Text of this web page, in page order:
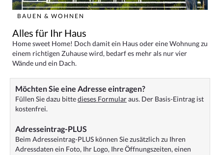
BAUEN & WOHNEN
Alles für Ihr Haus
Home sweet Home! Doch damit ein Haus oder eine Wohnung zu
einem richtigen Zuhause wird, bedarf es mehr als nur vier
Wände und ein Dach.
Möchten Sie eine Adresse eintragen?
Füllen Sie dazu bittedieses Formularaus. Der Basis-Eintrag ist
kostenfrei.
Adresseintrag-PLUS
Beim Adresseintrag-PLUS können Sie zusätzlich zu Ihren
Adressdaten ein Foto, Ihr Logo, Ihre Öffnungszeiten, einen